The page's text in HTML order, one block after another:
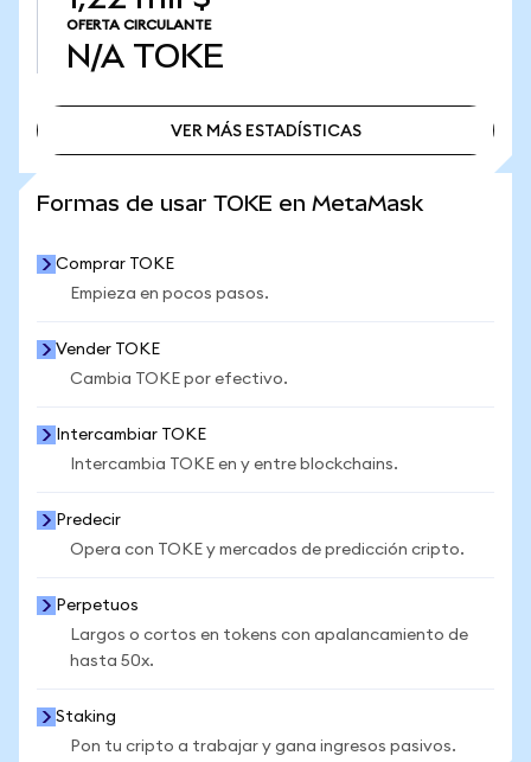
OFERTA CIRCULANTE
N/A TOKE
VER MÁS ESTADÍSTICAS
Formas de usar TOKE en MetaMask
Comprar TOKE
Empieza en pocos pasos.
Vender TOKE
Cambia TOKE por efectivo.
Intercambiar TOKE
Intercambia TOKE en y entre blockchains.
Predecir
Opera con TOKE y mercados de predicción cripto.
Perpetuos
Largos o cortos en tokens con apalancamiento de
hasta 50x.
Staking
Pon tu cripto a trabajar y gana ingresos pasivos.